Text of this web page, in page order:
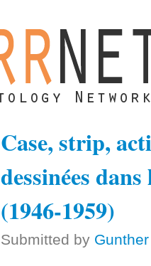
Case, strip,
dessinées
(1946-1959)
Submitted by